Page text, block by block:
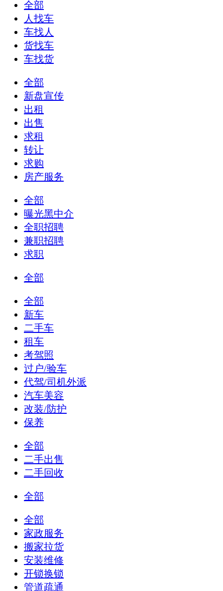
全部
人找车
车找人
货找车
车找货
全部
新盘宣传
出租
出售
求租
转让
求购
房产服务
全部
曝光黑中介
全职招聘
兼职招聘
求职
全部
全部
新车
二手车
租车
考驾照
过户/验车
代驾/司机外派
汽车美容
改装/防护
保养
全部
二手出售
二手回收
全部
全部
家政服务
搬家拉货
安装维修
开锁换锁
管道疏通